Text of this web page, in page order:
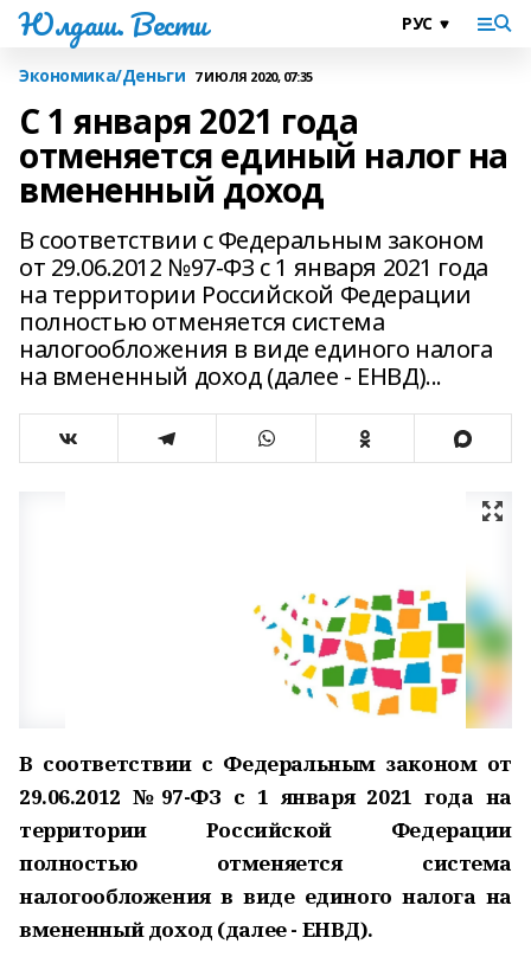
Юлдаш. Вести
Экономика/Деньги 7 ИЮЛЯ 2020, 07:35
С 1 января 2021 года
отменяется единый налог на
вмененный доход
В соответствии с Федеральным законом
от 29.06.2012 №97-ФЗ с 1 января 2021 года
на территории Российской Федерации
полностью отменяется система
налогообложения в виде единого налога
на вмененный доход (далее - ЕНВД)...
В соответствии с Федеральным законом от
29.06.2012 №97-ФЗ с 1 января 2021 года на
территории Российской Федерации
полностью отменяется система
налогообложения в виде единого налога на
вмененный доход (далее - ЕНВД).